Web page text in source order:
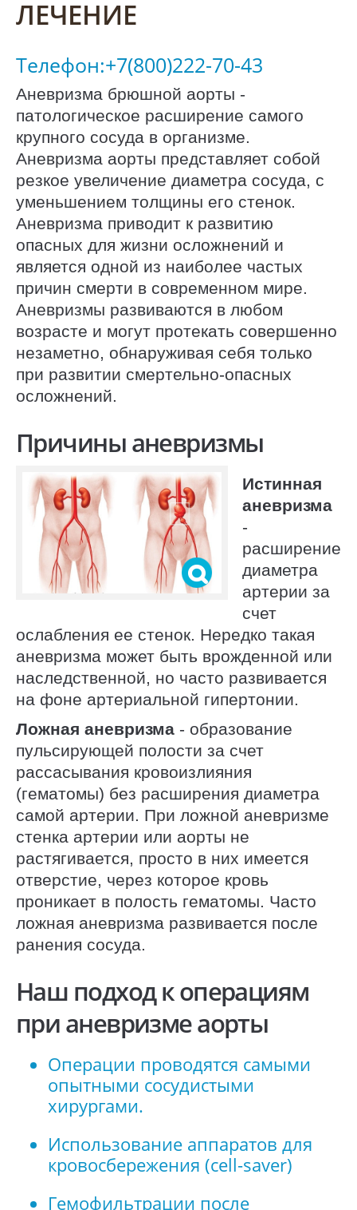
ЛЕЧЕНИЕ
Телефон:+7(800)222-70-43
Аневризма брюшной аорты -
патологическое расширение самого
крупного сосуда в организме.
Аневризма аорты представляет собой
резкое увеличение диаметра сосуда, с
уменьшением толщины его стенок.
Аневризма приводит к развитию
опасных для жизни осложнений и
является одной из наиболее частых
причин смерти в современном мире.
Аневризмы развиваются в любом
возрасте и могут протекать совершенно
незаметно, обнаруживая себя только
при развитии смертельно-опасных
осложнений.
Причины аневризмы
Истинная
аневризма
-
расширение
диаметра
артерии за
счет
ослабления ее стенок. Нередко такая
аневризма может быть врожденной или
наследственной, но часто развивается
на фоне артериальной гипертонии.
Ложная аневризма - образование
пульсирующей полости за счет
рассасывания кровоизлияния
(гематомы) без расширения диаметра
самой артерии. При ложной аневризме
стенка артерии или аорты не
растягивается, просто в них имеется
отверстие, через которое кровь
проникает в полость гематомы. Часто
ложная аневризма развивается после
ранения сосуда.
Наш подход к операциям
при аневризме аорты
Операции проводятся самыми
опытными сосудистыми
хирургами.
Использование аппаратов для
кровосбережения (cell-saver)
Гемофильтрации после